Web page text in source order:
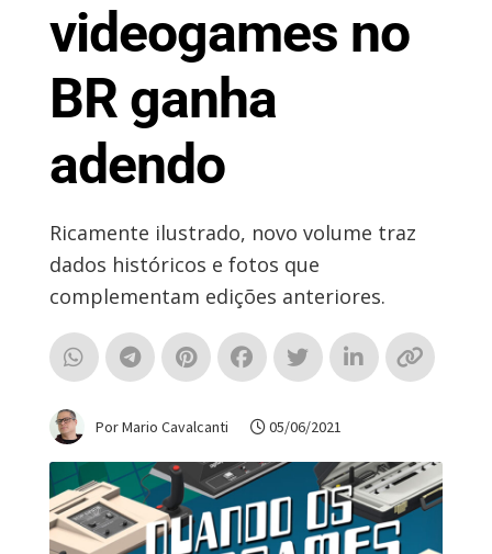
videogames no
BR ganha
adendo
Ricamente ilustrado, novo volume traz
dados históricos e fotos que
complementam edições anteriores.
Por Mario Cavalcanti 05/06/2021